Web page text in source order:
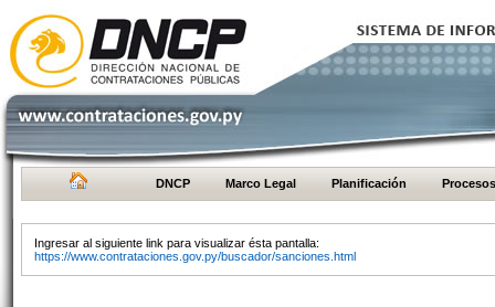
DNCP Marco Legal Planificación Procesos
Ingresar al siguiente link para visualizar ésta pantalla:
https://www.contrataciones.gov.py/buscador/sanciones.html